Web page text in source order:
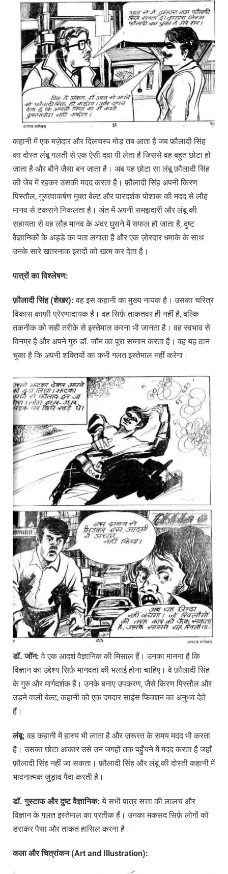
कहानी में एक मज़ेदार और दिलचस्प मोड़ तब आता है जब फ़ौलादी सिंह
का दोस्त लंबू गलती से एक ऐसी दवा पी लेता है जिससे वह बहुत छोटा हो
जाता है और बौने जैसा बन जाता है। अब यह छोटा सा लंबू फ़ौलादी सिंह
की जेब में रहकर उसकी मदद करता है। फ़ौलादी सिंह अपनी किरण
पिस्तौल, गुरुत्वाकर्षण मुक्त बेल्ट और पारदर्शक पोशाक की मदद से लौह
मानव से टकराने निकलता है। अंत में अपनी समझदारी और लंबू की
सहायता से वह लौह मानव के अंदर घुसने में सफल हो जाता है, दुष्ट
वैज्ञानिकों के अड्डे का पता लगाता है और एक ज़ोरदार धमाके के साथ
उनके सारे खतरनाक इरादों को खत्म कर देता है।
पात्रोंकाविश्लेषण:
फ़ौलादीसिंह (शेखर): वह इस कहानी का मुख्य नायक है। उसका चरित्र
विकास काफी प्रेरणादायक है। वह सिर्फ़ ताकतवर ही नहीं है, बल्कि
तकनीक को सही तरीके से इस्तेमाल करना भी जानता है। वह स्वभाव से
विनम्र है और अपने गुरु डॉ. जॉन का पूरा सम्मान करता है। वह यह ठान
चुका है कि अपनी शक्तियों का कभी गलत इस्तेमाल नहीं करेगा।
डॉ.जॉन: वे एक आदर्श वैज्ञानिक की मिसाल हैं। उनका मानना है कि
विज्ञान का उद्देश्य सिर्फ़ मानवता की भलाई होना चाहिए। वे फ़ौलादी सिंह
के गुरु और मार्गदर्शक हैं। उनके बनाए उपकरण, जैसे किरण पिस्तौल और
उड़ने वाली बेल्ट, कहानी को एक दमदार साइंस-फिक्शन का अनुभव देते
हैं।
लंबू: वह कहानी में हास्य भी लाता है और ज़रूरत के समय मदद भी करता
है। उसका छोटा आकार उसे उन जगहों तक पहुँचने में मदद करता है जहाँ
फ़ौलादी सिंह नहीं जा सकता। फ़ौलादी सिंह और लंबू की दोस्ती कहानी में
भावनात्मक जुड़ाव पैदा करती है।
डॉ.गुस्टाफऔरदुष्टवैज्ञानिक: ये सभी पात्र सत्ता की लालच और
विज्ञान के गलत इस्तेमाल का प्रतीक हैं। उनका मकसद सिर्फ़ लोगों को
डराकर पैसा और ताकत हासिल करना है।
कलाऔरचित्रांकन (Art and Illustration):